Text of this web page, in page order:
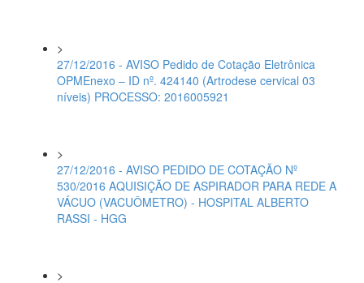
>
27/12/2016 - AVISO Pedido de Cotação Eletrônica
OPMEnexo – ID nº. 424140 (Artrodese cervical 03
níveis) PROCESSO: 2016005921
>
27/12/2016 - AVISO PEDIDO DE COTAÇÃO Nº
530/2016 AQUISIÇÃO DE ASPIRADOR PARA REDE A
VÁCUO (VACUÔMETRO) - HOSPITAL ALBERTO
RASSI - HGG
>